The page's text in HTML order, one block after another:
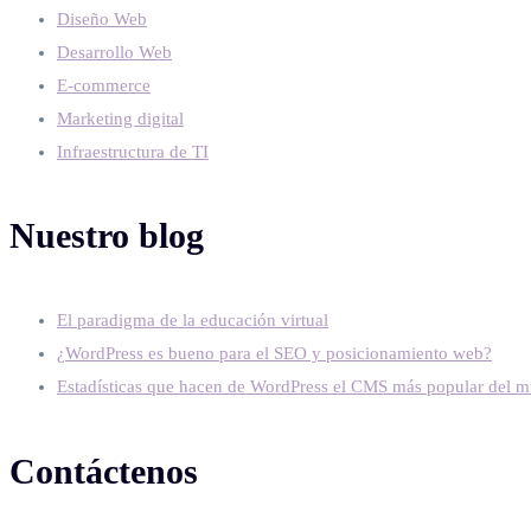
Diseño Web
Desarrollo Web
E-commerce
Marketing digital
Infraestructura de TI
Nuestro blog
El paradigma de la educación virtual
¿WordPress es bueno para el SEO y posicionamiento web?
Estadísticas que hacen de WordPress el CMS más popular del
Contáctenos